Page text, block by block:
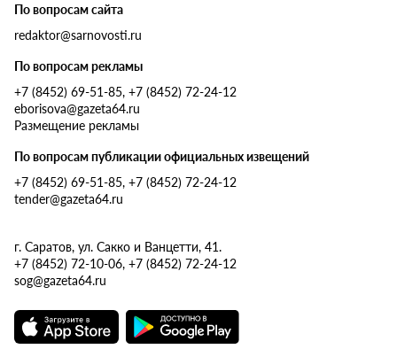
По вопросам сайта
redaktor@sarnovosti.ru
По вопросам рекламы
+7 (8452) 69-51-85, +7 (8452) 72-24-12
eborisova@gazeta64.ru
Размещение рекламы
По вопросам публикации официальных извещений
+7 (8452) 69-51-85, +7 (8452) 72-24-12
tender@gazeta64.ru
г. Саратов, ул. Сакко и Ванцетти, 41.
+7 (8452) 72-10-06, +7 (8452) 72-24-12
sog@gazeta64.ru